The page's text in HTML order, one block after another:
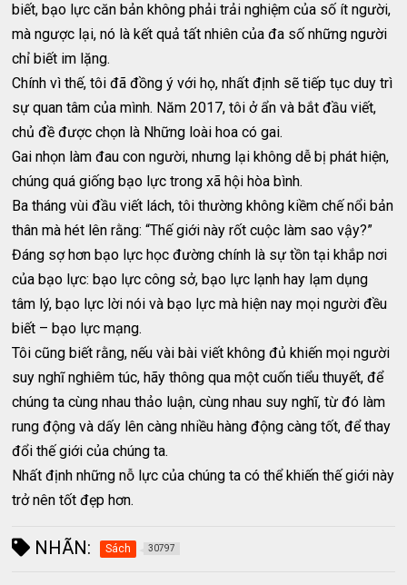
biết, bạo lực căn bản không phải trải nghiệm của số ít người,
mà ngược lại, nó là kết quả tất nhiên của đa số những người
chỉ biết im lặng.
Chính vì thế, tôi đã đồng ý với họ, nhất định sẽ tiếp tục duy trì
sự quan tâm của mình. Năm 2017, tôi ở ẩn và bắt đầu viết,
chủ đề được chọn là Những loài hoa có gai.
Gai nhọn làm đau con người, nhưng lại không dễ bị phát hiện,
chúng quá giống bạo lực trong xã hội hòa bình.
Ba tháng vùi đầu viết lách, tôi thường không kiềm chế nổi bản
thân mà hét lên rằng: “Thế giới này rốt cuộc làm sao vậy?”
Đáng sợ hơn bạo lực học đường chính là sự tồn tại khắp nơi
của bạo lực: bạo lực công sở, bạo lực lạnh hay lạm dụng
tâm lý, bạo lực lời nói và bạo lực mà hiện nay mọi người đều
biết – bạo lực mạng.
Tôi cũng biết rằng, nếu vài bài viết không đủ khiến mọi người
suy nghĩ nghiêm túc, hãy thông qua một cuốn tiểu thuyết, để
chúng ta cùng nhau thảo luận, cùng nhau suy nghĩ, từ đó làm
rung động và dấy lên càng nhiều hàng động càng tốt, để thay
đổi thế giới của chúng ta.
Nhất định những nỗ lực của chúng ta có thể khiến thế giới này
trở nên tốt đẹp hơn.
NHÃN: Sách 30797